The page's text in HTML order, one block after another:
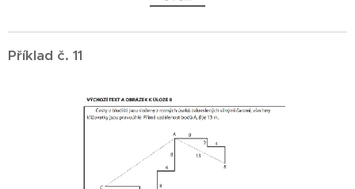
Příklad č. 11